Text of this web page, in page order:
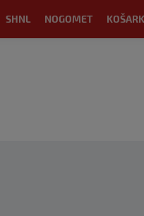
SHNL NOGOMET